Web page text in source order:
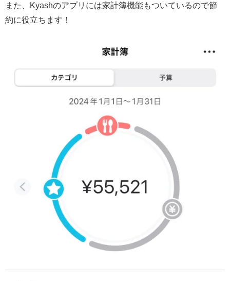
また、Kyashのアプリには家計簿機能もついているので節
約に役立ちます！